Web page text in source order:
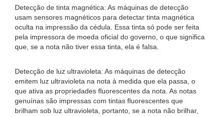
Detecção de tinta magnética: As máquinas de detecção
usam sensores magnéticos para detectar tinta magnética
oculta na impressão da cédula. Essa tinta só pode ser feita
pela impressora de moeda oficial do governo, o que significa
que, se a nota não tiver essa tinta, ela é falsa.
Detecção de luz ultravioleta: As máquinas de detecção
emitem luz ultravioleta na nota à medida que ela passa, o
que ativa as propriedades fluorescentes da nota. As notas
genuínas são impressas com tintas fluorescentes que
brilham sob luz ultravioleta, portanto, se a nota não brilhar,